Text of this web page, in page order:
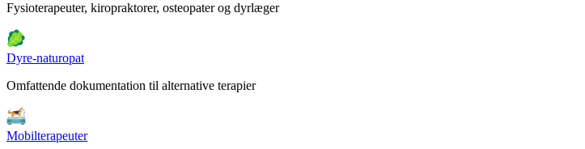
Fysioterapeuter, kiropraktorer, osteopater og dyrlæger
Dyre-naturopat
Omfattende dokumentation til alternative terapier
Mobilterapeuter